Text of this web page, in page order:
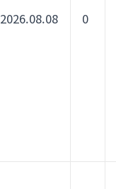
2026.08.08 0